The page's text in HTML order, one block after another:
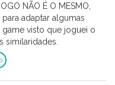
NÃO É O MESMO,
adaptar algumas
visto que joguei o
similaridades.